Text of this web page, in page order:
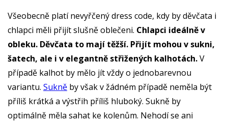
Všeobecně platí nevyřčený dress code, kdy by děvčata i
chlapci měli přijít slušně oblečeni. Chlapci ideálně v
obleku. Děvčata to mají těžší. Přijít mohou v sukni,
šatech, ale i v elegantně střižených kalhotách.V
případě kalhot by mělo jít vždy o jednobarevnou
variantu. Sukně by však v žádném případě neměla být
příliš krátká a výstřih příliš hluboký. Sukně by
optimálně měla sahat ke kolenům. Nehodí se ani